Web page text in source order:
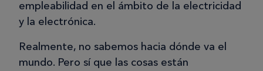
empleabilidad en el ámbito de la electricidad
y la electrónica.
Realmente, no sabemos hacia dónde va el
mundo. Pero sí que las cosas están